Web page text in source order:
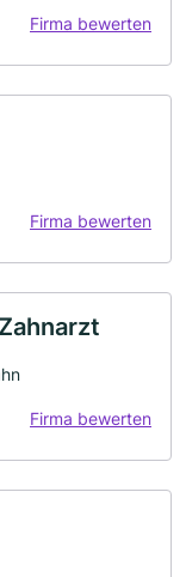
Firma bewerten
Firma bewerten
Firma bewerten